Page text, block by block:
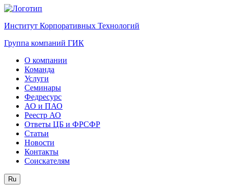
Институт Корпоративных Технологий
Группа компаний ГИК
О компании
Команда
Услуги
Семинары
Федресурс
АО и ПАО
Реестр АО
Ответы ЦБ и ФРСФР
Статьи
Новости
Контакты
Соискателям
Ru